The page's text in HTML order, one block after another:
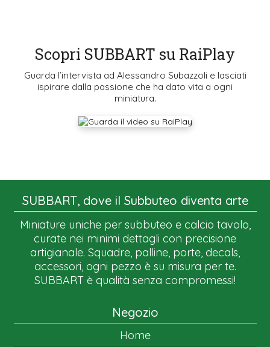
Scopri SUBBART su RaiPlay
Guarda l’intervista ad Alessandro Subazzoli e lasciati
ispirare dalla passione che ha dato vita a ogni
miniatura.
SUBBART, dove il Subbuteo diventa arte
Miniature uniche per subbuteo e calcio tavolo,
curate nei minimi dettagli con precisione
artigianale. Squadre, palline, porte, decals,
accessori, ogni pezzo è su misura per te.
SUBBART è qualità senza compromessi!
Negozio
Home